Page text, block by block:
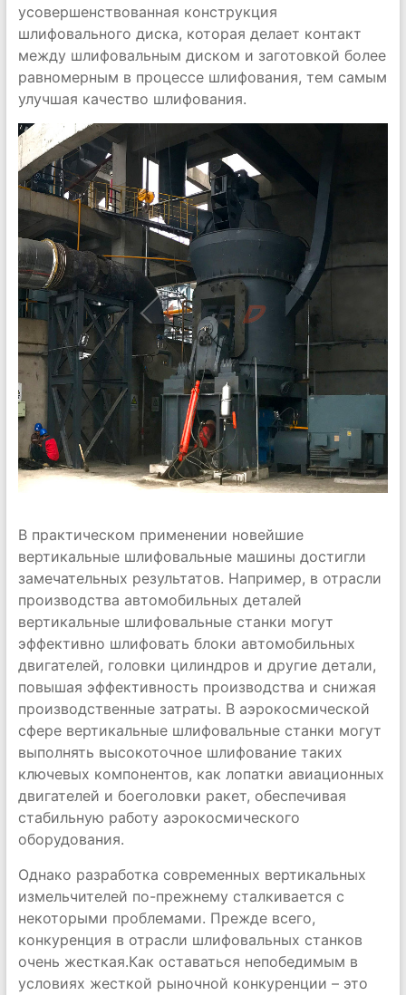
усовершенствованная конструкция
шлифовального диска, которая делает контакт
между шлифовальным диском и заготовкой более
равномерным в процессе шлифования, тем самым
улучшая качество шлифования.
В практическом применении новейшие
вертикальные шлифовальные машины достигли
замечательных результатов. Например, в отрасли
производства автомобильных деталей
вертикальные шлифовальные станки могут
эффективно шлифовать блоки автомобильных
двигателей, головки цилиндров и другие детали,
повышая эффективность производства и снижая
производственные затраты. В аэрокосмической
сфере вертикальные шлифовальные станки могут
выполнять высокоточное шлифование таких
ключевых компонентов, как лопатки авиационных
двигателей и боеголовки ракет, обеспечивая
стабильную работу аэрокосмического
оборудования.
Однако разработка современных вертикальных
измельчителей по-прежнему сталкивается с
некоторыми проблемами. Прежде всего,
конкуренция в отрасли шлифовальных станков
очень жесткая.Как оставаться непобедимым в
условиях жесткой рыночной конкуренции – это